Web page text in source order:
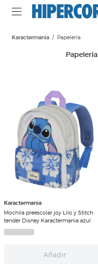
Karactermania Papelería
Papelería
Karactermania
Mochila preescolar joy Lilo y Stitch
tender Disney Karactermania azul
Añadir